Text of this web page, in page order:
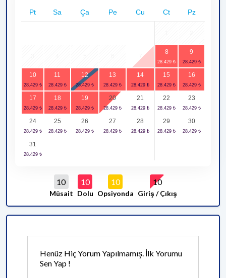
Pt Sa Ça Pe Cu Ct Pz
7
8 9
10 11 12 13 14 15 16
17 18 19 20 21 22 23
24 25 26 27 28 29 30
31
10
Müsait
10
Dolu
10
Opsiyonda
10
Giriş / Çıkış
Henüz Hiç Yorum Yapılmamış. İlk Yorumu
Sen Yap !